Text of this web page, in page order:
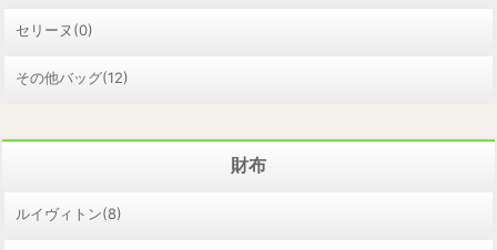
セリーヌ(0)
その他バッグ(12)
財布
ルイヴィトン(8)